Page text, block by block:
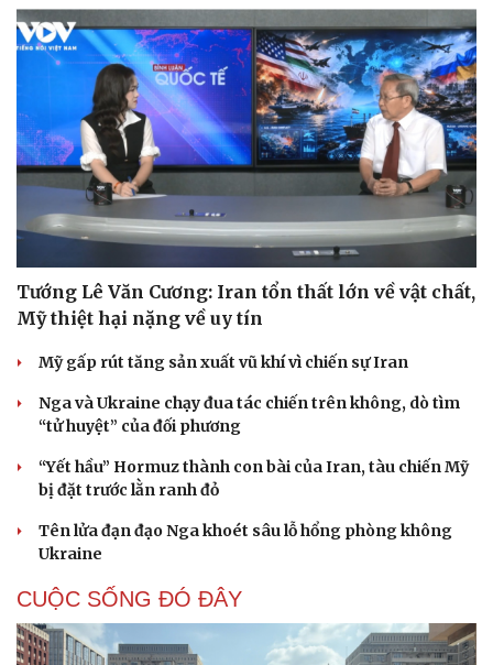
Cải chính
Tướng Lê Văn Cương: Iran tổn thất lớn về vật chất,
Mỹ thiệt hại nặng về uy tín
Mỹ gấp rút tăng sản xuất vũ khí vì chiến sự Iran
Nga và Ukraine chạy đua tác chiến trên không, dò tìm
“tử huyệt” của đối phương
“Yết hầu” Hormuz thành con bài của Iran, tàu chiến Mỹ
bị đặt trước lằn ranh đỏ
Tên lửa đạn đạo Nga khoét sâu lỗ hổng phòng không
Ukraine
CUỘC SỐNG ĐÓ ĐÂY